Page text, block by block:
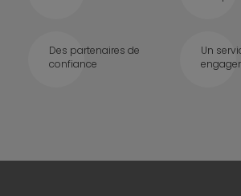
Des partenaires de
confiance
Un